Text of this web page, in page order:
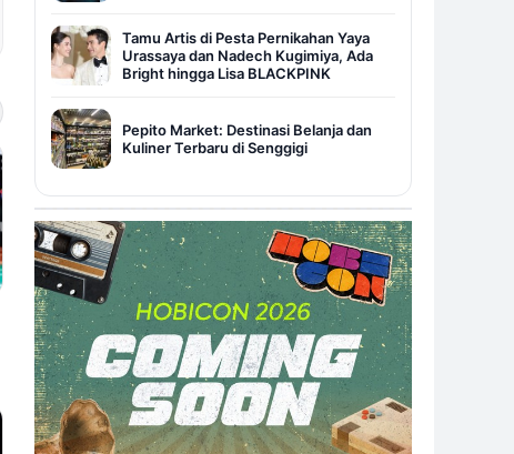
Tamu Artis di Pesta Pernikahan Yaya
Urassaya dan Nadech Kugimiya, Ada
Bright hingga Lisa BLACKPINK
Pepito Market: Destinasi Belanja dan
Kuliner Terbaru di Senggigi